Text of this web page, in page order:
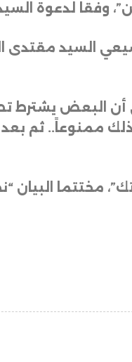
وفقا لدعوة
السيد
أن البعض يشترط
ذلك ممنوعاً.. ثم
مختتما البيان